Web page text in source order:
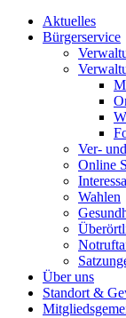
Aktuelles
Bürgerservice
Ver-
Online
Wahlen
Über uns
Standort &